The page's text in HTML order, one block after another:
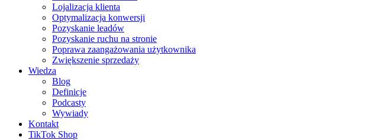
Lojalizacja klienta
Optymalizacja konwersji
Pozyskanie leadów
Pozyskanie ruchu na stronie
Poprawa zaangażowania użytkownika
Zwiększenie sprzedaży
Wiedza
Blog
Definicje
Podcasty
Wywiady
Kontakt
TikTok Shop